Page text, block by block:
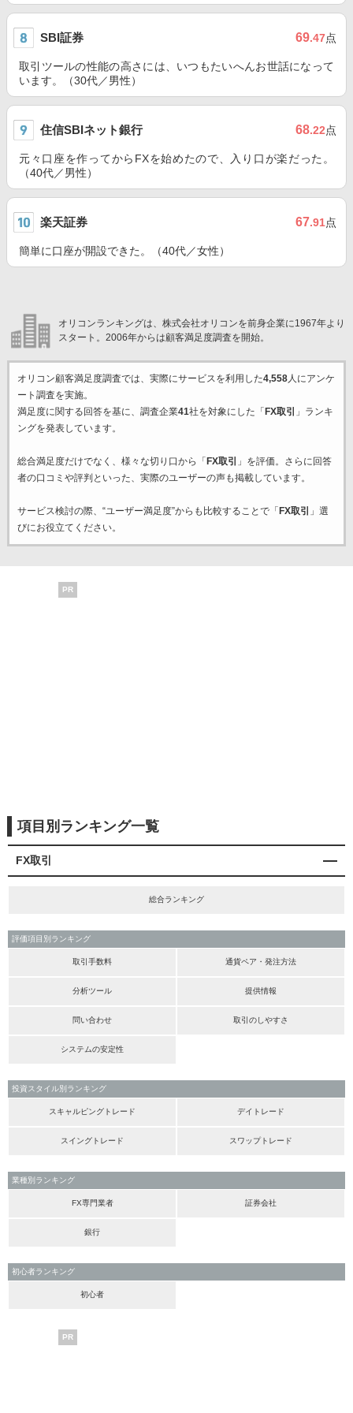
SBI証券 69.47点
取引ツールの性能の高さには、いつもたいへんお世話になって
います。（30代／男性）
住信SBIネット銀行 68.22点
元々口座を作ってからFXを始めたので、入り口が楽だった。
（40代／男性）
楽天証券 67.91点
簡単に口座が開設できた。（40代／女性）
オリコンランキングは、株式会社オリコンを前身企業に1967年より
スタート。2006年からは顧客満足度調査を開始。
オリコン顧客満足度調査では、実際にサービスを利用した4,558人にアンケ
ート調査を実施。
満足度に関する回答を基に、調査企業41社を対象にした「 FX取引
」ランキ
ングを発表しています。
総合満足度だけでなく、様々な切り口から「 FX取引
」を評価。さらに回答
者の口コミや評判といった、実際のユーザーの声も掲載しています。
サービス検討の際、“ユーザー満足度”からも比較することで「 FX取引
」選
びにお役立てください。
PR
項目別ランキング一覧
FX取引
総合ランキング
評価項目別ランキング
取引手数料 通貨ペア・発注方法
分析ツール 提供情報
問い合わせ 取引のしやすさ
システムの安定性
投資スタイル別ランキング
スキャルピングトレード デイトレード
スイングトレード スワップトレード
業種別ランキング
FX専門業者 証券会社
銀行
初心者ランキング
初心者
PR